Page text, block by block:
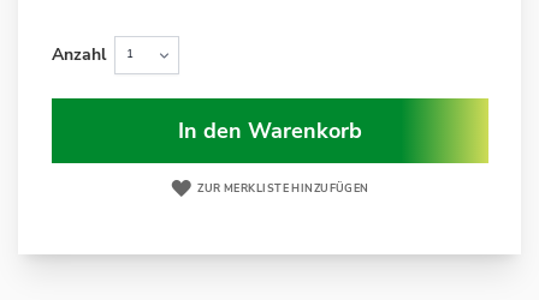
Anzahl
In den Warenkorb
ZUR MERKLISTE HINZUFÜGEN